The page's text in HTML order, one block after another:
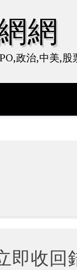
網
政治,中美,股
即收回